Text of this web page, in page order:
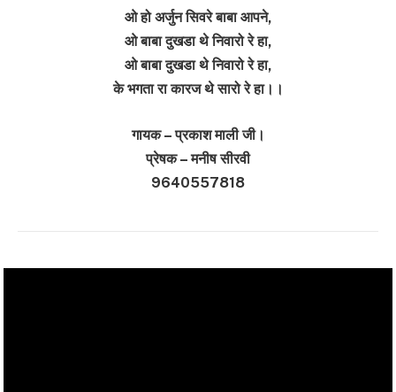
ओ हो अर्जुन सिवरे बाबा आपने,
ओ बाबा दुखडा थे निवारो रे हा,
ओ बाबा दुखडा थे निवारो रे हा,
के भगता रा कारज थे सारो रे हा।।
गायक – प्रकाश माली जी।
प्रेषक – मनीष सीरवी
9640557818